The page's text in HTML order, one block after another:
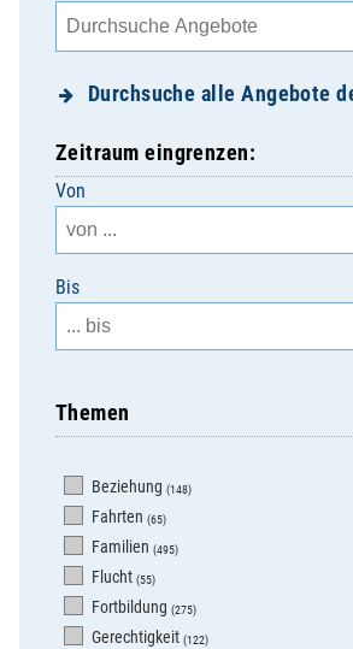
Durchsuche alle Angebote
Zeitraum eingrenzen:
Von
Bis
Themen
Beziehung (148)
Fahrten (65)
Familien (495)
Flucht (55)
Fortbildung (275)
Gerechtigkeit (122)